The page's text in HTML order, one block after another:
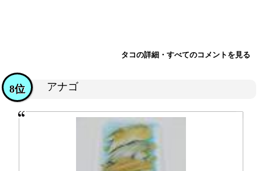
タコの詳細・すべてのコメントを見る
アナゴ
8位